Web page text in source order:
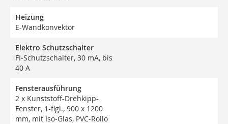
Heizung
E-Wandkonvektor
Elektro Schutzschalter
FI-Schutzschalter, 30 mA, bis
40 A
Fensterausführung
2 x Kunststoff-Drehkipp-
Fenster, 1-flgl., 900 x 1200
mm, mit Iso-Glas, PVC-Rollo